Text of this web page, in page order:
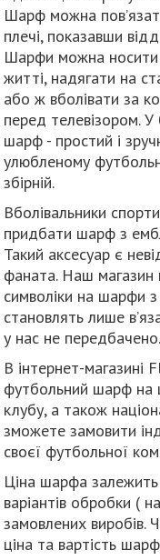
Шарф можна
плечі, показавши
Шарфи можна носити
житті, надягати на
або ж вболівати за
перед телевізором.
шарф - простий і
улюбленому
збірній.
Вболівальники
придбати шарф з
Такий аксесуар є
фаната. Наш магазин
символіки на шарфи
становлять лише
у нас не передбачено.
В інтернет-магазині
футбольний шарф на
клубу, а також
зможете замовити
своєї футбольної
Ціна шарфа залежить
варіантів обробки (
замовлених виробів.
ціна та вартість